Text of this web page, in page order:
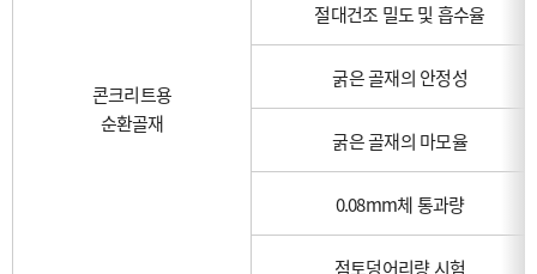
콘크리트용
순환골재
절대건조 밀도 및 흡수율
굵은 골재의 안정성
굵은 골재의 마모율
0.08mm체 통과량
점토덩어리량 시험